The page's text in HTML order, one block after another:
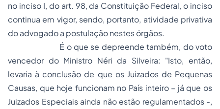
no inciso I, do art. 98, da Constituição Federal, o inciso
continua em vigor, sendo, portanto, atividade privativa
do advogado a postulação nestes órgãos.
É o que se depreende também, do voto
vencedor do Ministro Néri da Silveira: "Isto, então,
levaria à conclusão de que os Juizados de Pequenas
Causas, que hoje funcionam no País inteiro – já que os
Juizados Especiais ainda não estão regulamentados -,